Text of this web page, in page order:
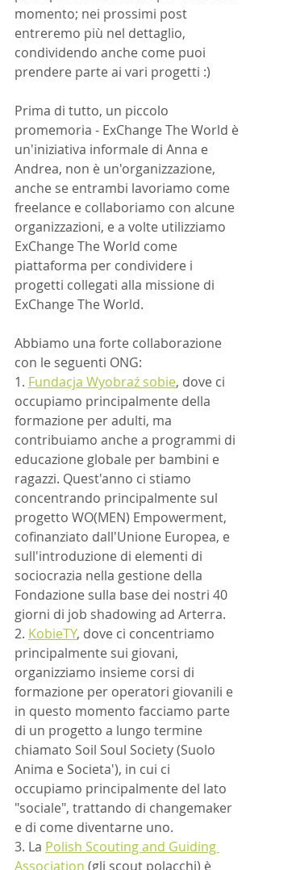
momento; nei prossimi post
entreremo più nel dettaglio,
condividendo anche come puoi
prendere parte ai vari progetti :)
Prima di tutto, un piccolo
promemoria - ExChange The World è
un'iniziativa informale di Anna e
Andrea, non è un'organizzazione,
anche se entrambi lavoriamo come
freelance e collaboriamo con alcune
organizzazioni, e a volte utilizziamo
ExChange The World come
piattaforma per condividere i
progetti collegati alla missione di
ExChange The World.
Abbiamo una forte collaborazione
con le seguenti ONG:
1. Fundacja Wyobraź sobie, dove ci
occupiamo principalmente della
formazione per adulti, ma
contribuiamo anche a programmi di
educazione globale per bambini e
ragazzi. Quest'anno ci stiamo
concentrando principalmente sul
progetto WO(MEN) Empowerment,
cofinanziato dall'Unione Europea, e
sull'introduzione di elementi di
sociocrazia nella gestione della
Fondazione sulla base dei nostri 40
giorni di job shadowing ad Arterra.
2. KobieTY, dove ci concentriamo
principalmente sui giovani,
organizziamo insieme corsi di
formazione per operatori giovanili e
in questo momento facciamo parte
di un progetto a lungo termine
chiamato Soil Soul Society (Suolo
Anima e Societa'), in cui ci
occupiamo principalmente del lato
"sociale", trattando di changemaker
e di come diventarne uno.
3. La Polish Scouting and Guiding
Association (gli scout polacchi) è